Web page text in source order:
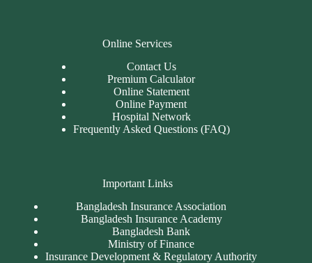
Online Services
Contact Us
Premium Calculator
Online Statement
Online Payment
Hospital Network
Frequently Asked Questions (FAQ)
Important Links
Bangladesh Insurance Association
Bangladesh Insurance Academy
Bangladesh Bank
Ministry of Finance
Insurance Development & Regulatory Authority